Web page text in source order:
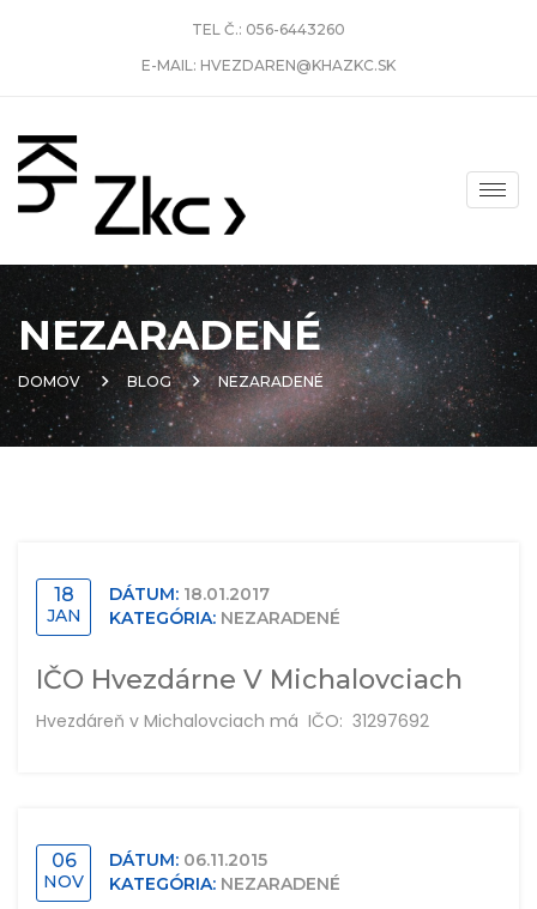
TEL Č.: 056-6443260
E-MAIL: HVEZDAREN@KHAZKC.SK
NEZARADENÉ
DOMOV BLOG NEZARADENÉ
18
JAN
DÁTUM: 18.01.2017
KATEGÓRIA: NEZARADENÉ
IČO Hvezdárne V Michalovciach
Hvezdáreň v Michalovciach má IČO: 31297692
06
NOV
DÁTUM: 06.11.2015
KATEGÓRIA: NEZARADENÉ